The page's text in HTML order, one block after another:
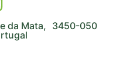
da Mata, 3450-050